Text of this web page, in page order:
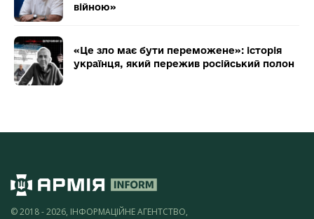
війною»
«Це зло має бути переможене»: історія
українця, який пережив російський полон
© 2018 - 2026, ІНФОРМАЦІЙНЕ АГЕНТСТВО,